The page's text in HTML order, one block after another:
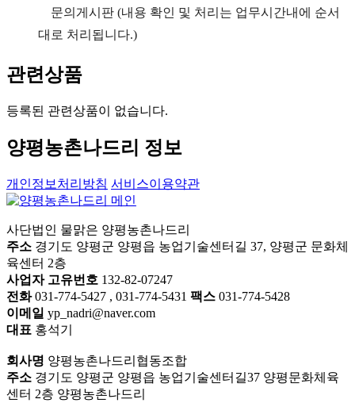
문의게시판 (내용 확인 및 처리는 업무시간내에 순서
대로 처리됩니다.)
관련상품
등록된 관련상품이 없습니다.
양평농촌나드리 정보
개인정보처리방침 서비스이용약관
사단법인 물맑은 양평농촌나드리
주소 경기도 양평군 양평읍 농업기술센터길 37, 양평군 문화체
육센터 2층
사업자 고유번호 132-82-07247
전화031-774-5427 , 031-774-5431 팩스 031-774-5428
이메일 yp_nadri@naver.com
대표 홍석기
회사명 양평농촌나드리협동조합
주소 경기도 양평군 양평읍 농업기술센터길37 양평문화체육
센터 2층 양평농촌나드리